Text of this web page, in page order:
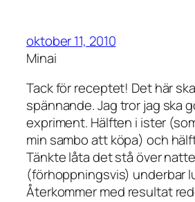
oktober 11, 2010
Minai
Tack för receptet! Det här
spännande. Jag tror jag ska
expriment. Hälften i ister
min sambo att köpa) och
Tänkte låta det stå över
(förhoppningsvis) underbar
Återkommer med resultat